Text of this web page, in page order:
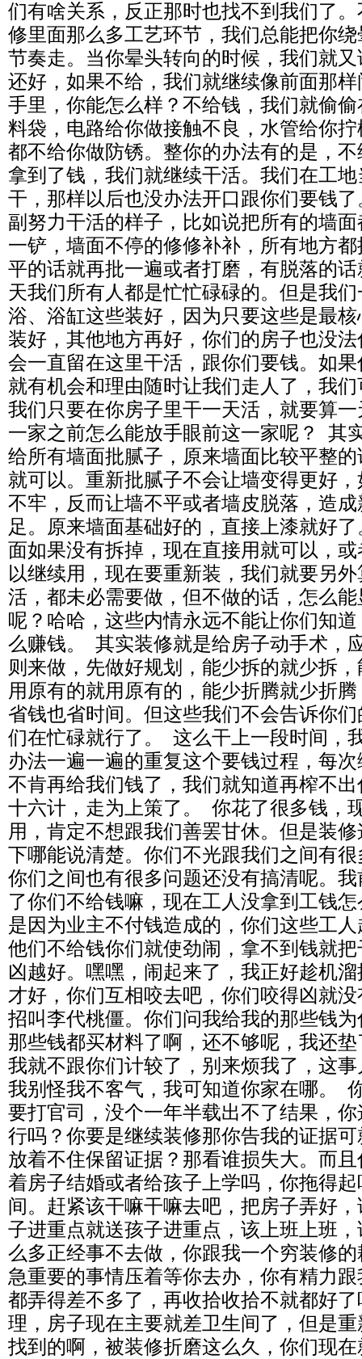
们有啥关系，反正那时也找不到我们了
修里面那么多工艺环节，我们总能把你
节奏走。当你晕头转向的时候，我们就
还好，如果不给，我们就继续像前面那
手里，你能怎么样？不给钱，我们就偷
料袋，电路给你做接触不良，水管给你
都不给你做防锈。整你的办法有的是，
拿到了钱，我们就继续干活。我们在工
干，那样以后也没办法开口跟你们要钱
副努力干活的样子，比如说把所有的墙
一铲，墙面不停的修修补补，所有地方
平的话就再批一遍或者打磨，有脱落的
天我们所有人都是忙忙碌碌的。但是我
浴、浴缸这些装好，因为只要这些是最
装好，其他地方再好，你们的房子也没
会一直留在这里干活，跟你们要钱。如
就有机会和理由随时让我们走人了，我
我们只要在你房子里干一天活，就要算
一家之前怎么能放手眼前这一家呢？ 其
给所有墙面批腻子，原来墙面比较平整
就可以。重新批腻子不会让墙变得更好
不牢，反而让墙不平或者墙皮脱落，造
足。原来墙面基础好的，直接上漆就好
面如果没有拆掉，现在直接用就可以，
以继续用，现在要重新装，我们就要另
活，都未必需要做，但不做的话，怎么
呢？哈哈，这些内情永远不能让你们知
么赚钱。 其实装修就是给房子动手术，
则来做，先做好规划，能少拆的就少拆
用原有的就用原有的，能少折腾就少折
省钱也省时间。但这些我们不会告诉你
们在忙碌就行了。 这么干上一段时间，
办法一遍一遍的重复这个要钱过程，每
不肯再给我们钱了，我们就知道再榨不
十六计，走为上策了。 你花了很多钱，
用，肯定不想跟我们善罢甘休。但是装
下哪能说清楚。你们不光跟我们之间有
你们之间也有很多问题还没有搞清呢。
了你们不给钱嘛，现在工人没拿到工钱
是因为业主不付钱造成的，你们这些工
他们不给钱你们就使劲闹，拿不到钱就
凶越好。嘿嘿，闹起来了，我正好趁机
才好，你们互相咬去吧，你们咬得凶就
招叫李代桃僵。你们问我给我的那些钱
那些钱都买材料了啊，还不够呢，我还
我就不跟你们计较了，别来烦我了，这
我别怪我不客气，我可知道你家在哪。
要打官司，没个一年半载出不了结果，
行吗？你要是继续装修那你告我的证据
放着不住保留证据？那看谁损失大。而
着房子结婚或者给孩子上学吗，你拖得
间。赶紧该干嘛干嘛去吧，把房子弄好
子进重点就送孩子进重点，该上班上班
么多正经事不去做，你跟我一个穷装修
急重要的事情压着等你去办，你有精力
都弄得差不多了，再收拾收拾不就都好
理，房子现在主要就差卫生间了，但是
找到的啊，被装修折磨这么久，你们现